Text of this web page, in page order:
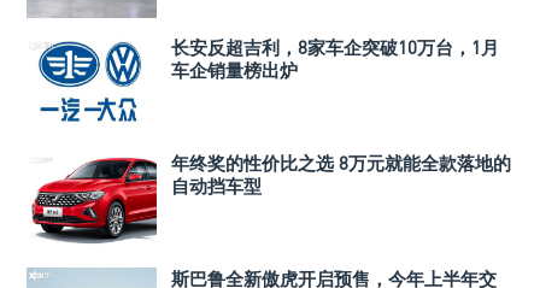
长安反超吉利，8家车企突破10万台，1月
车企销量榜出炉
年终奖的性价比之选 8万元就能全款落地的
自动挡车型
斯巴鲁全新傲虎开启预售，今年上半年交